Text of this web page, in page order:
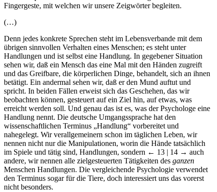
Fingergeste, mit welchen wir unsere Zeigwörter begleiten.
(…)
Denn jedes konkrete Sprechen steht im Lebensverbande mit dem
übrigen sinnvollen Verhalten eines Menschen; es steht unter
Handlungen und ist selbst eine Handlung. In gegebener Situation
sehen wir, daß ein Mensch das eine Mal mit den Händen zugreift
und das Greifbare, die körperlichen Dinge, behandelt, sich an ihnen
betätigt. Ein andermal sehen wir, daß er den Mund auftut und
spricht. In beiden Fällen erweist sich das Geschehen, das wir
beobachten können, gesteuert auf ein Ziel hin, auf etwas, was
erreicht werden soll. Und genau das ist es, was der Psychologe eine
Handlung nennt. Die deutsche Umgangssprache hat den
wissenschaftlichen Terminus „Handlung“ vorbereitet und
nahegelegt. Wir verallgemeinern schon im täglichen Leben, wir
nennen nicht nur die Manipulationen, worin die Hände tatsächlich
im Spiele und tätig sind, Handlungen, sondern ← 13 | 14 → auch
andere, wir nennen alle zielgesteuerten Tätigkeiten des ganzen
Menschen Handlungen. Die vergleichende Psychologie verwendet
den Terminus sogar für die Tiere, doch interessiert uns das vorerst
nicht besonders.